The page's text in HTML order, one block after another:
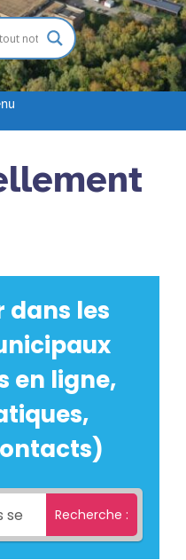
dans les
en ligne,
Recherche :